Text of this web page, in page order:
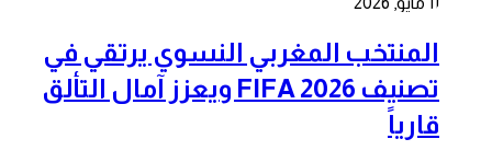
المنتخب المغربي النسوي يرتقي في
تصنيف FIFA 2026 ويعزز آمال التألق
قارياً